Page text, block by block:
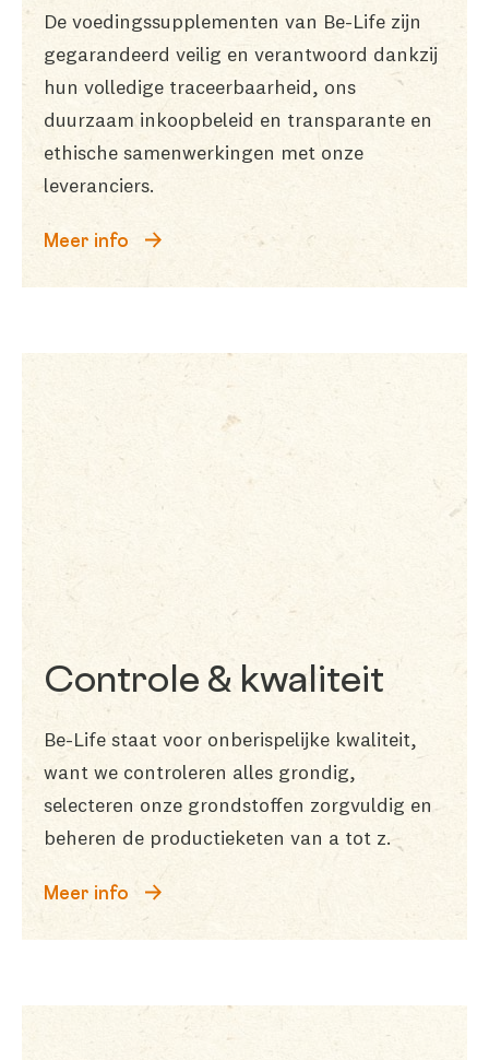
De voedingssupplementen van Be-Life zijn
gegarandeerd veilig en verantwoord dankzij
hun volledige traceerbaarheid, ons
duurzaam inkoopbeleid en transparante en
ethische samenwerkingen met onze
leveranciers.
Meer info
Controle & kwaliteit
Be-Life staat voor onberispelijke kwaliteit,
want we controleren alles grondig,
selecteren onze grondstoffen zorgvuldig en
beheren de productieketen van a tot z.
Meer info